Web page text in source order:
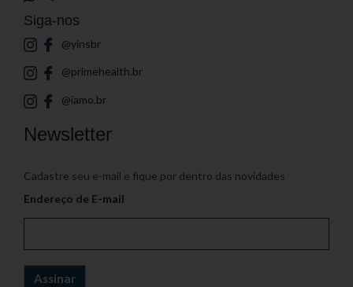
Siga-nos
@yinsbr
@primehealth.br
@iamo.br
Newsletter
Cadastre seu e-mail e fique por dentro das novidades
Endereço de E-mail